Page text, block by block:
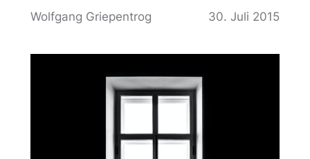
Wolfgang Griepentrog 30. Juli 2015